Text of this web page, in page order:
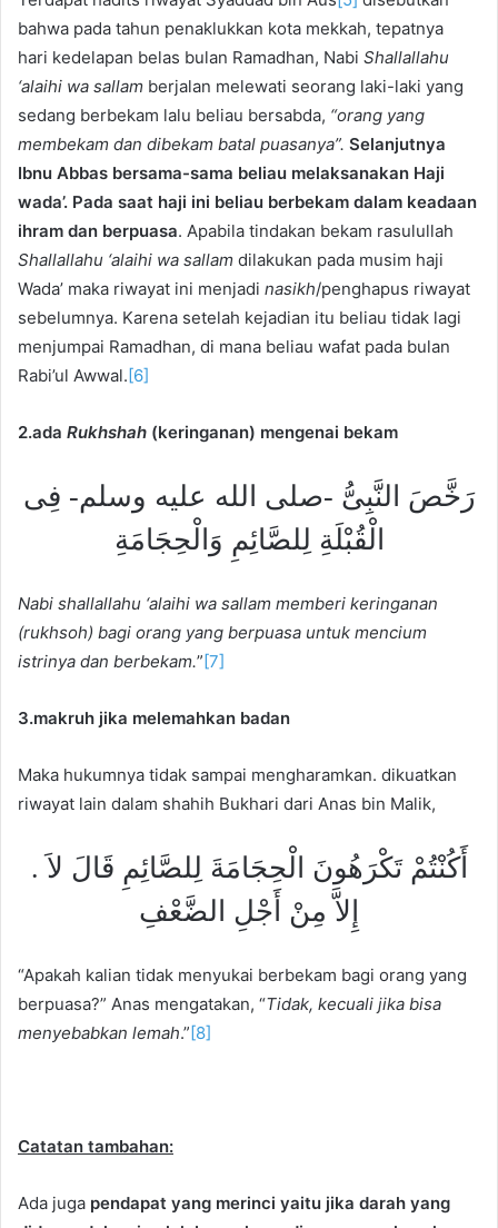
bahwa pada tahun penaklukkan kota mekkah, tepatnya
hari kedelapan belas bulan Ramadhan, Nabi Shallallahu
‘alaihi wa sallam berjalan melewati seorang laki-laki yang
sedang berbekam lalu beliau bersabda, “orang yang
membekam dan dibekam batal puasanya”. Selanjutnya
Ibnu Abbas bersama-sama beliau melaksanakan Haji
wada’. Pada saat haji ini beliau berbekam dalam keadaan
ihram dan berpuasa. Apabila tindakan bekam rasulullah
Shallallahu ‘alaihi wa sallam dilakukan pada musim haji
Wada’ maka riwayat ini menjadi nasikh/penghapus riwayat
sebelumnya. Karena setelah kejadian itu beliau tidak lagi
menjumpai Ramadhan, di mana beliau wafat pada bulan
Rabi’ul Awwal.[6]
2.ada Rukhshah (keringanan) mengenai bekam
رَخَّصَ النَّبِىُّ -صلى الله عليه وسلم- فِى
الْقُبْلَةِ لِلصَّائِمِ وَالْحِجَامَةِ
Nabi shallallahu ‘alaihi wa sallam memberi keringanan
(rukhsoh) bagi orang yang berpuasa untuk mencium
istrinya dan berbekam.”[7]
3.makruh jika melemahkan badan
Maka hukumnya tidak sampai mengharamkan. dikuatkan
riwayat lain dalam shahih Bukhari dari Anas bin Malik,
أَكُنْتُمْ تَكْرَهُونَ الْحِجَامَةَ لِلصَّائِمِ قَالَ لاَ .
إِلاَّ مِنْ أَجْلِ الضَّعْفِ
“Apakah kalian tidak menyukai berbekam bagi orang yang
berpuasa?” Anas mengatakan, “Tidak, kecuali jika bisa
menyebabkan lemah.”[8]
Catatan tambahan:
Ada juga pendapat yang merinci yaitu jika darah yang